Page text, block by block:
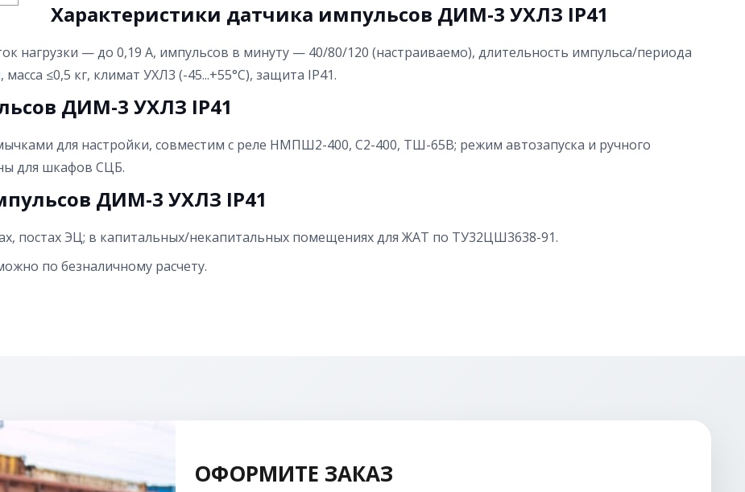
Характеристики датчика импульсов ДИМ-3 УХЛЗ IP41
нагрузки — до 0,19 А, импульсов в минуту — 40/80/120 (настраиваемо), длительность импульса/периода
≤0,5 кг, климат УХЛ3 (-45...+55°C), защита IP41.
ДИМ-3 УХЛЗ IP41
для настройки, совместим с реле НМПШ2-400, С2-400, ТШ-65В; режим автозапуска и ручного
для шкафов СЦБ.
ДИМ-3 УХЛЗ IP41
постах ЭЦ; в капитальных/некапитальных помещениях для ЖАТ по ТУ32ЦШ3638-91.
по безналичному расчету.
ОФОРМИТЕ ЗАКАЗ